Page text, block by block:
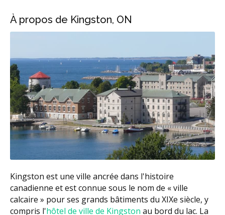
À propos de Kingston, ON
Kingston est une ville ancrée dans l'histoire
canadienne et est connue sous le nom de « ville
calcaire » pour ses grands bâtiments du XIXe siècle, y
compris l'hôtel de ville de Kingston au bord du lac. La